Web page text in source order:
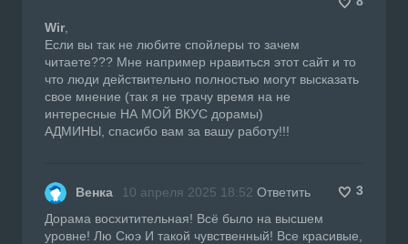
Wir,
Если вы так не любите спойлеры то зачем
читаете??? Мне например нравиться этот сайт и то
что люди действительно полностью могут высказать
свое мнение (так я не трачу время на не
интересные НА МОЙ ВКУС дорамы)
АДМИНЫ, спасибо вам за вашу работу!!!
Венка 10 апреля 2025 18:52 Ответить
3
Дорама восхитительная! Всё было на высшем
уровне! Лю Сюэ И такой чувственный! Все красивые,